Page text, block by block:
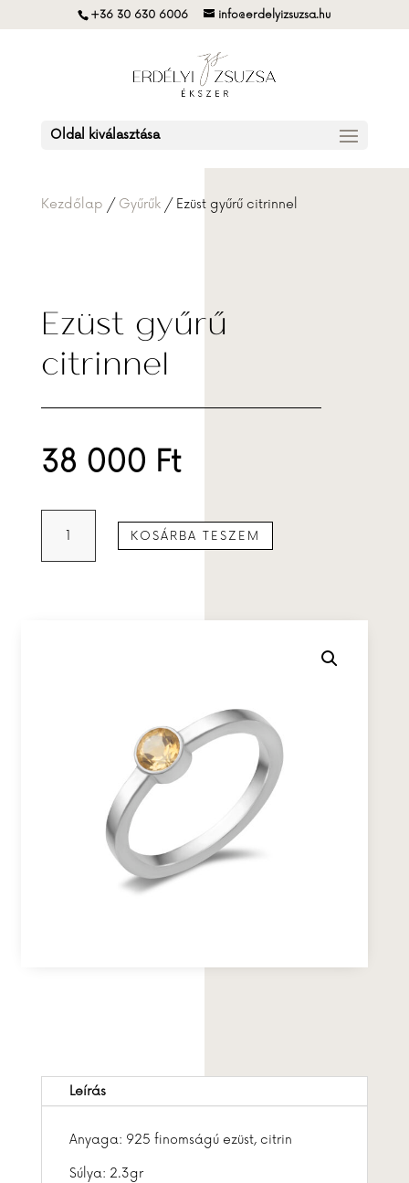
+36 30 630 6006 info@erdelyizsuzsa.hu
Oldal kiválasztása
Kezdőlap / Gyűrűk/ Ezüst gyűrű citrinnel
Ezüst gyűrű
citrinnel
38 000 Ft
gyűrű
citrinnel
KOSÁRBA TESZEM
Leírás
Anyaga: 925 finomságú ezüst, citrin
Súlya: 2.3gr